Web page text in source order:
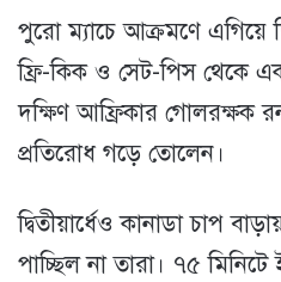
পুরো ম্যাচে আক্রমণে এগিয়ে
ফ্রি-কিক ও সেট-পিস থেকে
দক্ষিণ আফ্রিকার গোলরক্ষক
প্রতিরোধ গড়ে তোলেন।
দ্বিতীয়ার্ধেও কানাডা চাপ
পাচ্ছিল না তারা। ৭৫